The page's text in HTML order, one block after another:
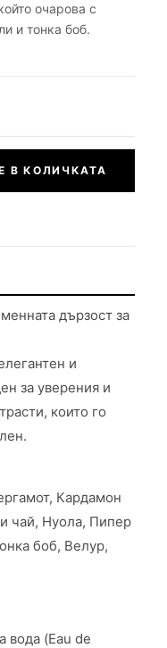
очарова с
и тонка боб.
В КОЛИЧКАТА
дързост за
и
за уверения и
които го
Кардамон
чай, Нуола, Пипер
боб, Велур,
вода (Eau de